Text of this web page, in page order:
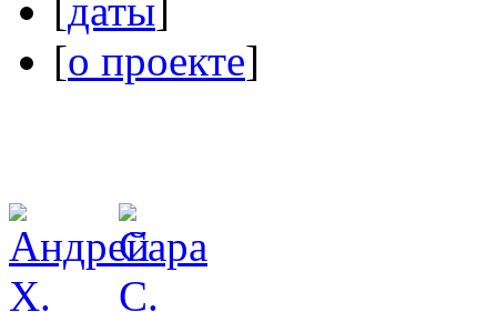
[даты]
[о проекте]